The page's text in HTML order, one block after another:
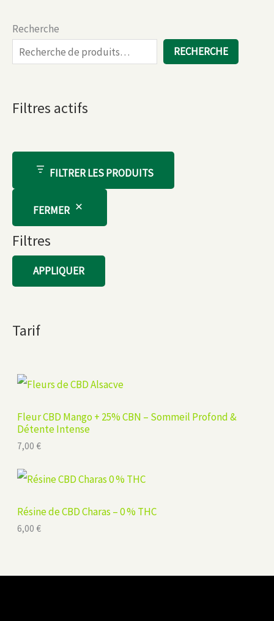
Recherche
RECHERCHE
Filtres actifs
FILTRER LES PRODUITS
FERMER
Filtres
APPLIQUER
Tarif
Fleur CBD Mango + 25% CBN – Sommeil Profond &
Détente Intense
7,00 €
Résine de CBD Charas – 0 % THC
6,00 €
la
page